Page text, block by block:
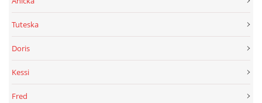
Tuteska
Doris
Kessi
Fred